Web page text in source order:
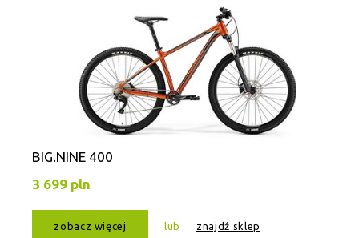
BIG.NINE 400
3 699 pln
zobacz więcej lub znajdź sklep